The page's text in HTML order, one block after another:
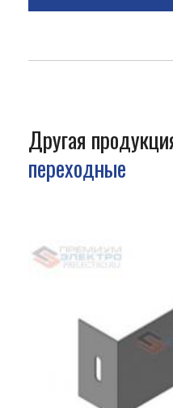
Другая
переходные